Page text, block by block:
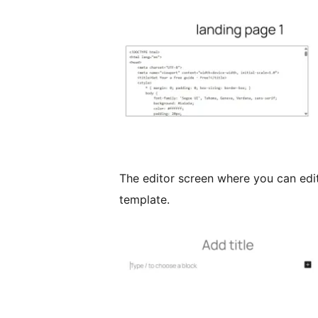
The editor screen where you can
template.